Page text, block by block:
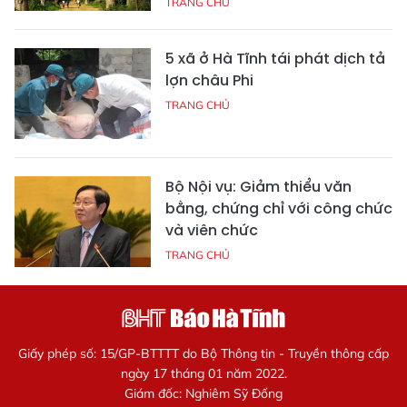
5 xã ở Hà Tĩnh tái phát dịch tả
lợn châu Phi
TRANG CHỦ
Bộ Nội vụ: Giảm thiểu văn
bằng, chứng chỉ với công chức
và viên chức
TRANG CHỦ
Giấy phép số: 15/GP-BTTTT do Bộ Thông tin - Truyền thông cấp
ngày 17 tháng 01 năm 2022.
Giám đốc: Nghiêm Sỹ Đống